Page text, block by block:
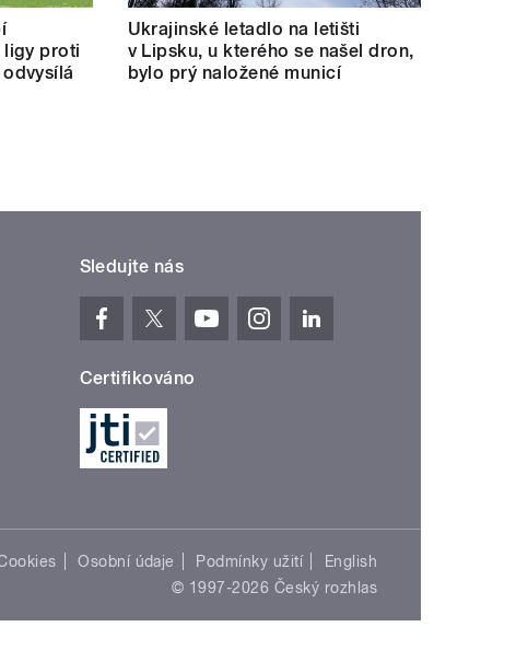
ligy proti
Ukrajinské letadlo na letišti
v Lipsku, u kterého se našel dron,
bylo prý naložené municí
Sledujte nás
Certifikováno
Osobní údaje Podmínky užití
English
© 1997-2026 Český rozhlas